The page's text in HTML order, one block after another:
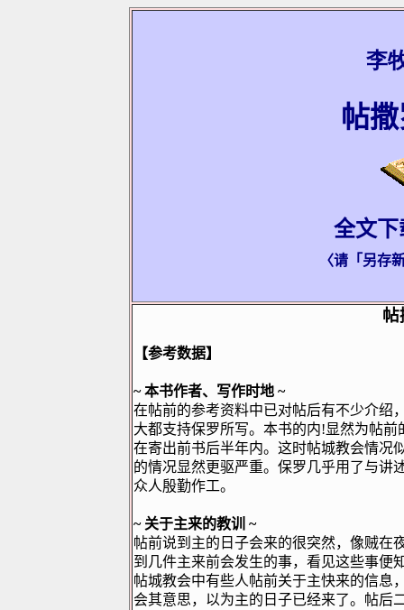
李
帖
全文下
〈请「另存
帖
【参考数据】
~本书作者、写作时地 ~
在帖前的参考资料中已对帖后有不少介绍
大都支持保罗所写。本书的内!显然为帖前
在寄出前书后半年内。这时帖城教会情况
的情况显然更驱严重。保罗几乎用了与讲
众人殷勤作工。
~ 关于主来的教训
~
帖前说到主的日子会来的很突然，像贼在
到几件主来前会发生的事，看见这些事便
帖城教会中有些人帖前关于主快来的信息
会其意思，以为主的日子已经来了。帖后